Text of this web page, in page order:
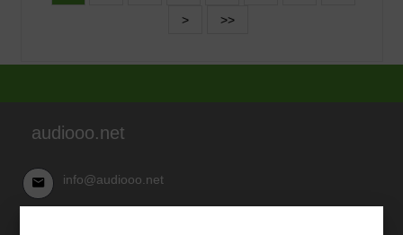
>
>>
audiooo.net
info@audiooo.net